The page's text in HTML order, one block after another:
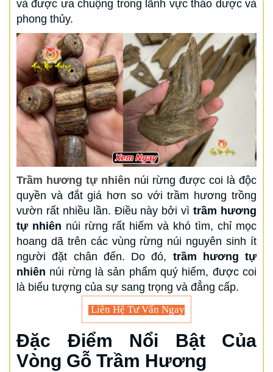
và được ưa chuộng trong lãnh vực thảo dược và
phong thủy.
Trầm hương tự nhiên núi rừng được coi là độc
quyền và đắt giá hơn so với trầm hương trồng
vườn rất nhiều lần. Điều này bởi vì trầm hương
tự nhiên núi rừng rất hiếm và khó tìm, chỉ mọc
hoang dã trên các vùng rừng núi nguyên sinh ít
người đặt chân đến. Do đó, trầm hương tự
nhiên núi rừng là sản phẩm quý hiếm, được coi
là biểu tượng của sự sang trọng và đẳng cấp.
Liên Hệ Tư Vấn Ngay
Đặc Điểm Nổi Bật Của
Vòng Gỗ Trầm Hương